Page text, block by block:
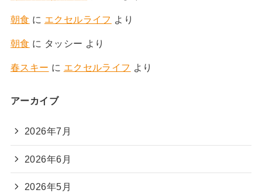
朝食 に エクセルライフ より
朝食 に タッシー より
春スキー に エクセルライフ より
アーカイブ
2026年7月
2026年6月
2026年5月